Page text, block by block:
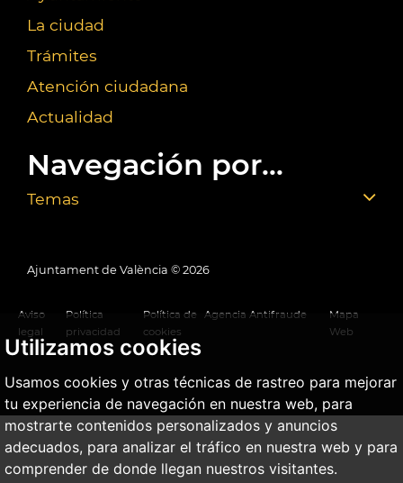
Utilizamos cookies
Usamos cookies y otras técnicas de rastreo para mejorar
tu experiencia de navegación en nuestra web, para
mostrarte contenidos personalizados y anuncios
adecuados, para analizar el tráfico en nuestra web y para
comprender de donde llegan nuestros visitantes.
La ciudad
Trámites
Atención ciudadana
Actualidad
Navegación por...
Temas
Ajuntament de València © 2026
Aviso
legal
Política
privacidad
Política de
cookies
Agencia Antifraude
Mapa
Web